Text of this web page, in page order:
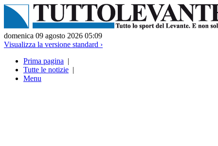
domenica 09 agosto 2026 05:09
Visualizza la versione standard ›
Prima pagina |
Tutte le notizie |
Menu